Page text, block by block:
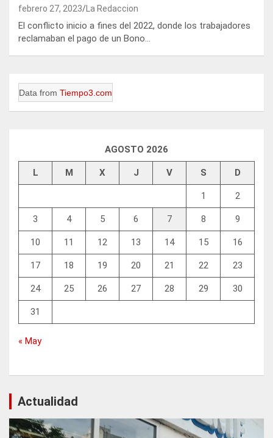
febrero 27, 2023 La Redaccion
El conflicto inicio a fines del 2022, donde los trabajadores
reclamaban el pago de un Bono…
Data from Tiempo3.com
AGOSTO 2026
L M X J V S D
1 2
3 4 5 6 7 8 9
10 11 12 13 14 15 16
17 18 19 20 21 22 23
24 25 26 27 28 29 30
31
« May
Actualidad